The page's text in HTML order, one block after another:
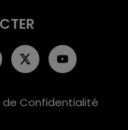
de Confidentialité